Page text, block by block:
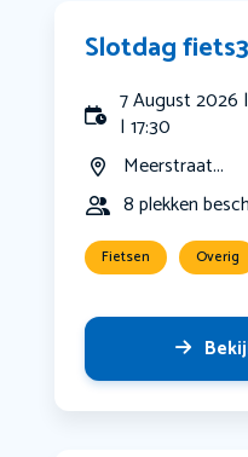
Slotdag
7 August
| 17:30
Meerstraat...
8 plekken
Fietsen Overig